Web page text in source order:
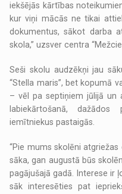
iekšējās kārtības
kur viņi mācās ne tikai
dokumentus, sākot darba
skola,” uzsver centra
Seši skolu audzēkņi jau
“Stella maris”, bet kopumā
– vēl pa septiņiem jūlijā un
labiekārtošanā, dažādos
iemītniekus pastaigās.
“Pie mums skolēni
sāka, gan augustā būs
pagājušajā gadā. Interese ir
sāk interesēties pat